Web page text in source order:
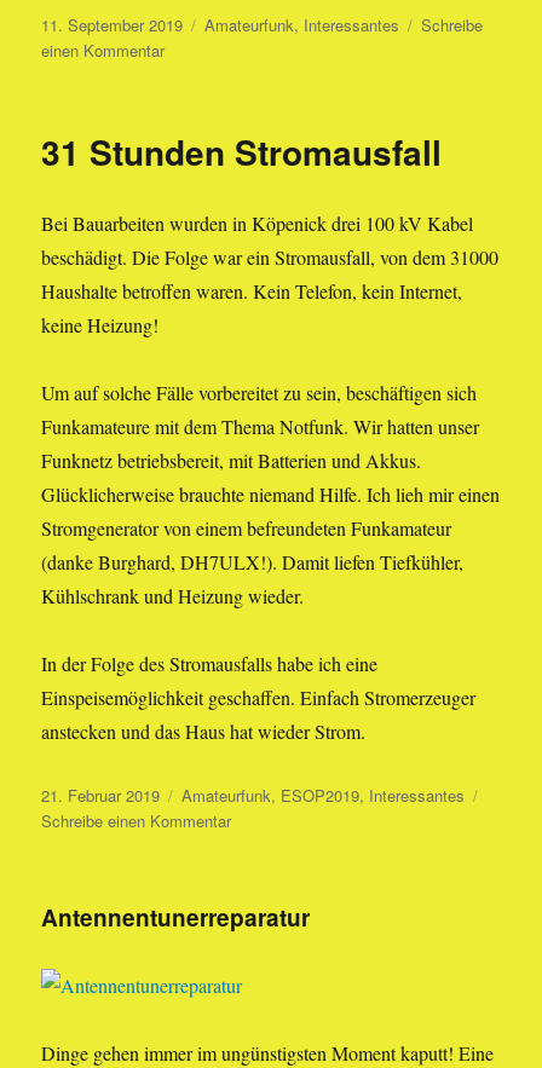
Veröffentlicht
am
11. September 2019 Kategorien
Amateurfunk, Interessantes
Schreibe
einen Kommentarzu
EC6/MA-
31 Stunden Stromausfall
Bei Bauarbeiten wurden in Köpenick drei 100 kV Kabel
beschädigt. Die Folge war ein Stromausfall, von dem 31000
Haushalte betroffen waren. Kein Telefon, kein Internet,
keine Heizung!
Um auf solche Fälle vorbereitet zu sein, beschäftigen sich
Funkamateure mit dem Thema Notfunk. Wir hatten unser
Funknetz betriebsbereit, mit Batterien und Akkus.
Glücklicherweise brauchte niemand Hilfe. Ich lieh mir einen
Stromgenerator von einem befreundeten Funkamateur
(danke Burghard, DH7ULX!). Damit liefen Tiefkühler,
Kühlschrank und Heizung wieder.
In der Folge des Stromausfalls habe ich eine
Einspeisemöglichkeit geschaffen. Einfach Stromerzeuger
anstecken und das Haus hat wieder Strom.
Veröffentlicht
am
21. Februar 2019 Kategorien
Amateurfunk, ESOP2019, Interessantes
Schreibe einen Kommentarzu
Antennentunerreparatur
Dinge gehen immer im ungünstigsten Moment kaputt! Eine